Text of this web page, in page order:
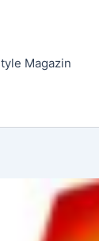
Magazin